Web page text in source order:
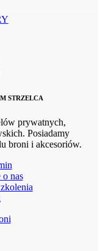
STRZELCA
prywatnych,
Posiadamy
broni i akcesoriów.
nas